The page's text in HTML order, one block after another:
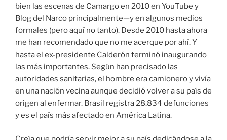
bien las escenas de Camargo en 2010 en YouTube y
Blog del Narco principalmente—y en algunos medios
formales (pero aquí no tanto). Desde 2010 hasta ahora
me han recomendado que no me acerque por ahí. Y
hasta el ex-presidente Calderón terminó inaugurando
las más importantes. Según han precisado las
autoridades sanitarias, el hombre era camionero y vivía
en una nación vecina aunque decidió volver a su país de
origen al enfermar. Brasil registra 28.834 defunciones
y es el país más afectado en América Latina.